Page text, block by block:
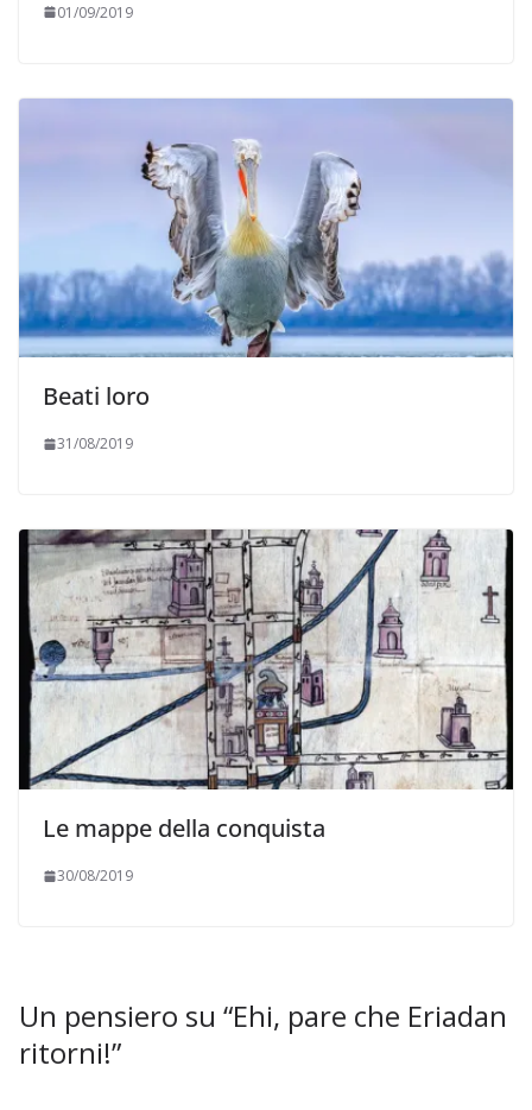
01/09/2019
Beati loro
31/08/2019
Le mappe della conquista
30/08/2019
Un pensiero su “Ehi, pare che Eriadan
ritorni!”